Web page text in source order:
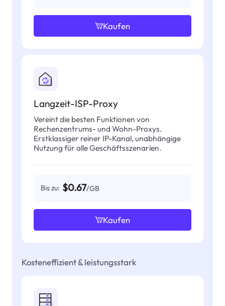
Kaufen
Langzeit-ISP-Proxy
Vereint die besten Funktionen von
Rechenzentrums- und Wohn-Proxys.
Erstklassiger reiner IP-Kanal, unabhängige
Nutzung für alle Geschäftsszenarien.
Bis zu: $0.67/GB
Kaufen
Kosteneffizient & leistungsstark